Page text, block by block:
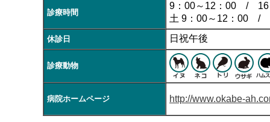
診療時間
9：00～12：00 / 16
土 9：00～12：00 /
休診日 日祝午後
診療動物
病院ホームページ http://www.okabe-